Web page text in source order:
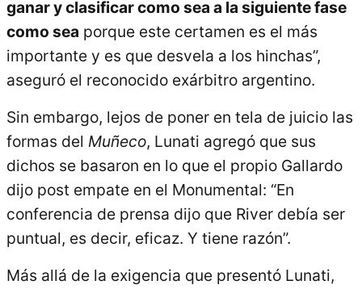
ganar y clasificar como sea a la siguiente fase
como sea porque este certamen es el más
importante y es que desvela a los hinchas”,
aseguró el reconocido exárbitro argentino.
Sin embargo, lejos de poner en tela de juicio las
formas del Muñeco, Lunati agregó que sus
dichos se basaron en lo que el propio Gallardo
dijo post empate en el Monumental: “En
conferencia de prensa dijo que River debía ser
puntual, es decir, eficaz. Y tiene razón”.
Más allá de la exigencia que presentó Lunati,